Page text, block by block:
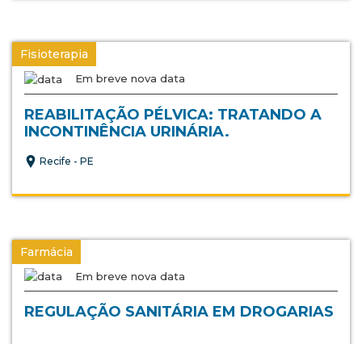
Fisioterapia
Em breve nova data
REABILITAÇÃO PÉLVICA: TRATANDO A
INCONTINÊNCIA URINÁRIA.
Recife - PE
Farmácia
Em breve nova data
REGULAÇÃO SANITÁRIA EM DROGARIAS